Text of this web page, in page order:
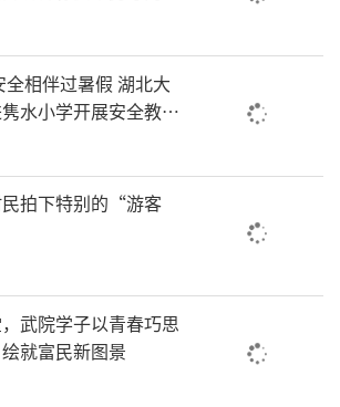
相伴过暑假 湖北大
水小学开展安全教育
拍下特别的“游客
武院学子以青春巧思
就富民新图景